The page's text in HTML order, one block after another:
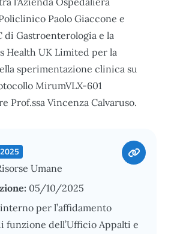
Paolo Giaccone e
di Gastroenterologia e la
Health UK Limited per la
sperimentazione clinica su
MirumVLX-601
Prof.ssa Vincenza Calvaruso.
Umane
05/10/2025
per l’affidamento
funzione dell’Ufficio Appalti e